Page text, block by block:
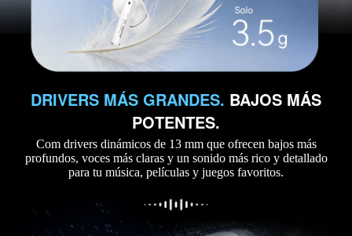
DRIVERS MÁS GRANDES. BAJOS MÁS
POTENTES.
Com drivers dinámicos de 13 mm que ofrecen bajos más
profundos, voces más claras y un sonido más rico y detallado
para tu música, películas y juegos favoritos.